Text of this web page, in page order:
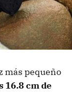
más pequeño
16.8 cm de